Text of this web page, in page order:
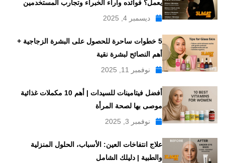
يعمل؟ فوائده وآراء الخبراء وتجارب المستخدمين
ديسمبر 4, 2025
5 خطوات ساحرة للحصول على البشرة الزجاجية +
أهم النصائح لبشرة نقية
نوفمبر 11, 2025
أفضل فيتامينات للسيدات | أهم 10 مكملات غذائية
موصى بها لصحة المرأة
نوفمبر 3, 2025
علاج انتفاخات العين: الأسباب، الحلول المنزلية
والطبية | دليلك الشامل